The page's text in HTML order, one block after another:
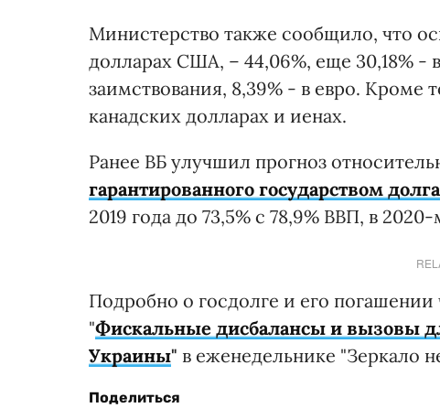
Министерство также сообщило, что
долларах США, – 44,06%, еще 30,18% -
заимствования, 8,39% - в евро. Кроме
канадских долларах и иенах.
Ранее ВБ улучшил прогноз
гарантированного государством долга
2019 года до 73,5% с 78,9% ВВП, в
Подробно о госдолге и его
"Фискальные дисбалансы и вызовы
Украины" в еженедельнике "Зеркало
Поделиться